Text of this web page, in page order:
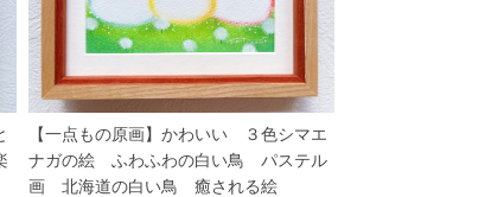
【一点もの原画】かわいい ３色シマエ
ナガの絵 ふわふわの白い鳥 パステル
画 北海道の白い鳥 癒される絵